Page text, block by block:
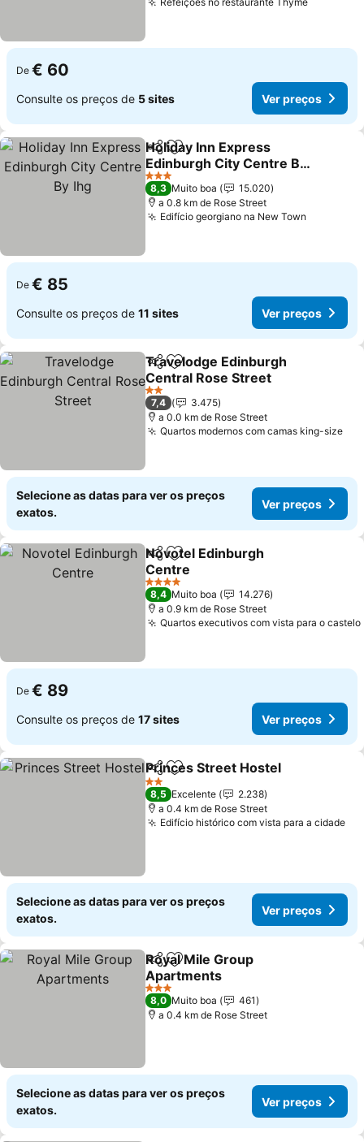
De € 60
Consulte os preços de 5 sites Ver preços
PartilharAdicionar aos favoritos
Holiday Inn Express
Edinburgh City Centre By
Ihg
3 Estrelas
8,3 Muito boa
15.020
a 0.8 km de Rose Street
Edifício georgiano na New Town
De € 85
Consulte os preços de 11 sites Ver preços
PartilharAdicionar aos favoritos
Travelodge Edinburgh
Central Rose Street
2 Estrelas
7,4
3.475
a 0.0 km de Rose Street
Quartos modernos com camas king-size
Selecione as datas para ver os preços
exatos.
Ver preços
PartilharAdicionar aos favoritos
Novotel Edinburgh
Centre
4 Estrelas
8,4 Muito boa
14.276
a 0.9 km de Rose Street
Quartos executivos com vista para o castelo
De € 89
Consulte os preços de 17 sites Ver preços
PartilharAdicionar aos favoritos
Princes Street Hostel
2 Estrelas
8,5 Excelente
2.238
a 0.4 km de Rose Street
Edifício histórico com vista para a cidade
Selecione as datas para ver os preços
exatos.
Ver preços
PartilharAdicionar aos favoritos
Royal Mile Group
Apartments
3 Estrelas
8,0 Muito boa
461
a 0.4 km de Rose Street
Selecione as datas para ver os preços
exatos.
Ver preços